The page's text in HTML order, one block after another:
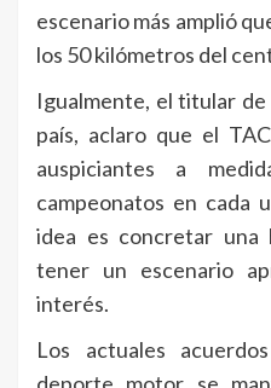
escenario más amplió
los 50 kilómetros del
Igualmente, el titular
país, aclaro que el
auspiciantes a
campeonatos en cada
idea es concretar una
tener un escenario
interés.
Los actuales